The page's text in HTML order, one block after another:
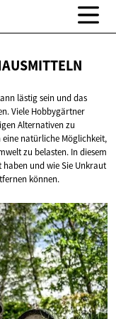
lästig sein und das
Viele Hobbygärtner
Alternativen zu
natürliche Möglichkeit,
zu belasten. In diesem
und wie Sie Unkraut
können.